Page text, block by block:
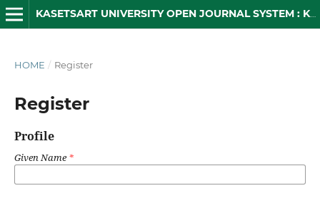
KASETSART UNIVERSITY OPEN JOURNAL SYSTEM : KUOJS
HOME / Register
Register
Profile
Given Name*